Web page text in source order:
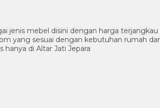
jenis mebel disini dengan harga
yang sesuai dengan kebutuhan rumah
di Altar Jati Jepara